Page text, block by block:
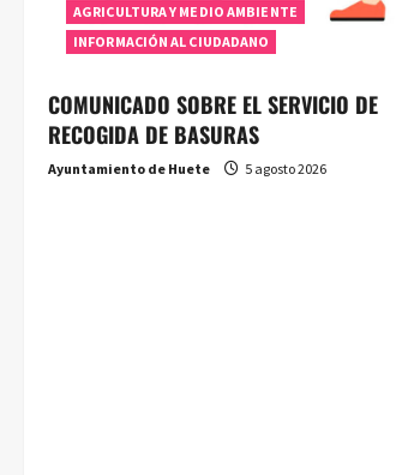
AGRICULTURA Y MEDIO AMBIENTE
INFORMACIÓN AL CIUDADANO
COMUNICADO SOBRE EL SERVICIO DE
RECOGIDA DE BASURAS
Ayuntamiento de Huete 5 agosto 2026